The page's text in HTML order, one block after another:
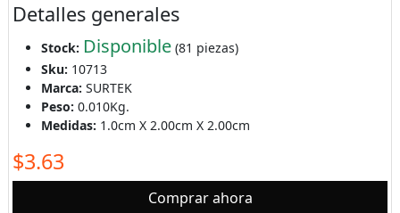
Detalles generales
Stock: Disponible(81 piezas)
Sku: 10713
Marca: SURTEK
Peso: 0.010Kg.
Medidas: 1.0cm X 2.00cm X 2.00cm
$3.63
Comprar ahora